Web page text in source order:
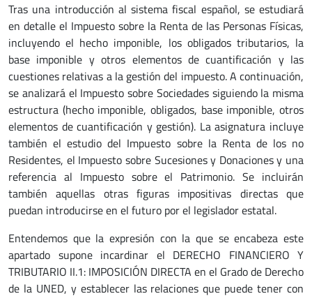
Tras una introducción al sistema fiscal español, se estudiará
en detalle el Impuesto sobre la Renta de las Personas Físicas,
incluyendo el hecho imponible, los obligados tributarios, la
base imponible y otros elementos de cuantificación y las
cuestiones relativas a la gestión del impuesto. A continuación,
se analizará el Impuesto sobre Sociedades siguiendo la misma
estructura (hecho imponible, obligados, base imponible, otros
elementos de cuantificación y gestión). La asignatura incluye
también el estudio del Impuesto sobre la Renta de los no
Residentes, el Impuesto sobre Sucesiones y Donaciones y una
referencia al Impuesto sobre el Patrimonio. Se incluirán
también aquellas otras figuras impositivas directas que
puedan introducirse en el futuro por el legislador estatal.
Entendemos que la expresión con la que se encabeza este
apartado supone incardinar el DERECHO FINANCIERO Y
TRIBUTARIO II.1: IMPOSICIÓN DIRECTA en el Grado de Derecho
de la UNED, y establecer las relaciones que puede tener con